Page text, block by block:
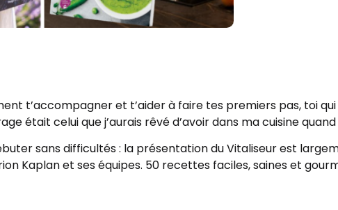
t’accompagner et t’aider à faire tes premiers pas, toi
était celui que j’aurais rêvé d’avoir dans ma cuisine
sans difficultés : la présentation du Vitaliseur est
Kaplan et ses équipes. 50 recettes faciles, saines et